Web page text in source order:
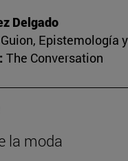
Delgado
Epistemología
The Conversation
la moda